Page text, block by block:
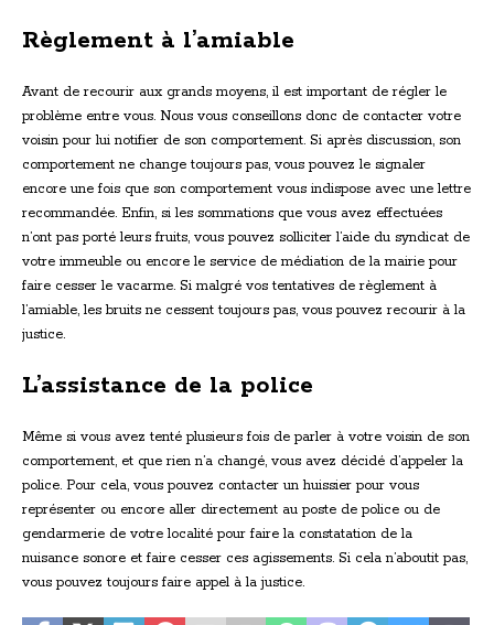
Règlement à l’amiable
Avant de recourir aux grands moyens, il est important de régler le
problème entre vous. Nous vous conseillons donc de contacter votre
voisin pour lui notifier de son comportement. Si après discussion, son
comportement ne change toujours pas, vous pouvez le signaler
encore une fois que son comportement vous indispose avec une lettre
recommandée. Enfin, si les sommations que vous avez effectuées
n’ont pas porté leurs fruits, vous pouvez solliciter l’aide du syndicat de
votre immeuble ou encore le service de médiation de la mairie pour
faire cesser le vacarme. Si malgré vos tentatives de règlement à
l’amiable, les bruits ne cessent toujours pas, vous pouvez recourir à la
justice.
L’assistance de la police
Même si vous avez tenté plusieurs fois de parler à votre voisin de son
comportement, et que rien n’a changé, vous avez décidé d’appeler la
police. Pour cela, vous pouvez contacter un huissier pour vous
représenter ou encore aller directement au poste de police ou de
gendarmerie de votre localité pour faire la constatation de la
nuisance sonore et faire cesser ces agissements. Si cela n’aboutit pas,
vous pouvez toujours faire appel à la justice.